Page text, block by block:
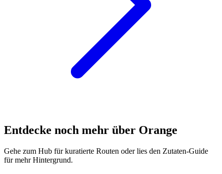
Entdecke noch mehr über Orange
Gehe zum Hub für kuratierte Routen oder lies den Zutaten-Guide
für mehr Hintergrund.